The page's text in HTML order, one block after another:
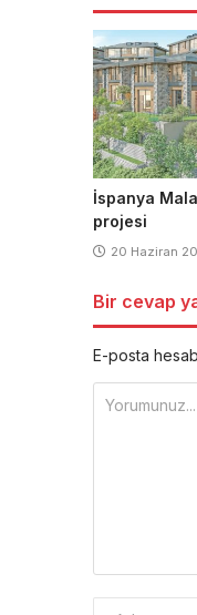
İspanya
projesi
20 Haziran
Bir cevap
E-posta